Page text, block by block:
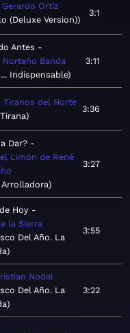
Gerardo Ortíz
(Deluxe Version)
3:1
Antes
Banda
Indispensable
3:11
Tiranos del Norte
3:36
Dar?
Limón de René
3:27
Hoy
la Sierra
Del Año. La
3:55
Nodal
Del Año. La
3:22